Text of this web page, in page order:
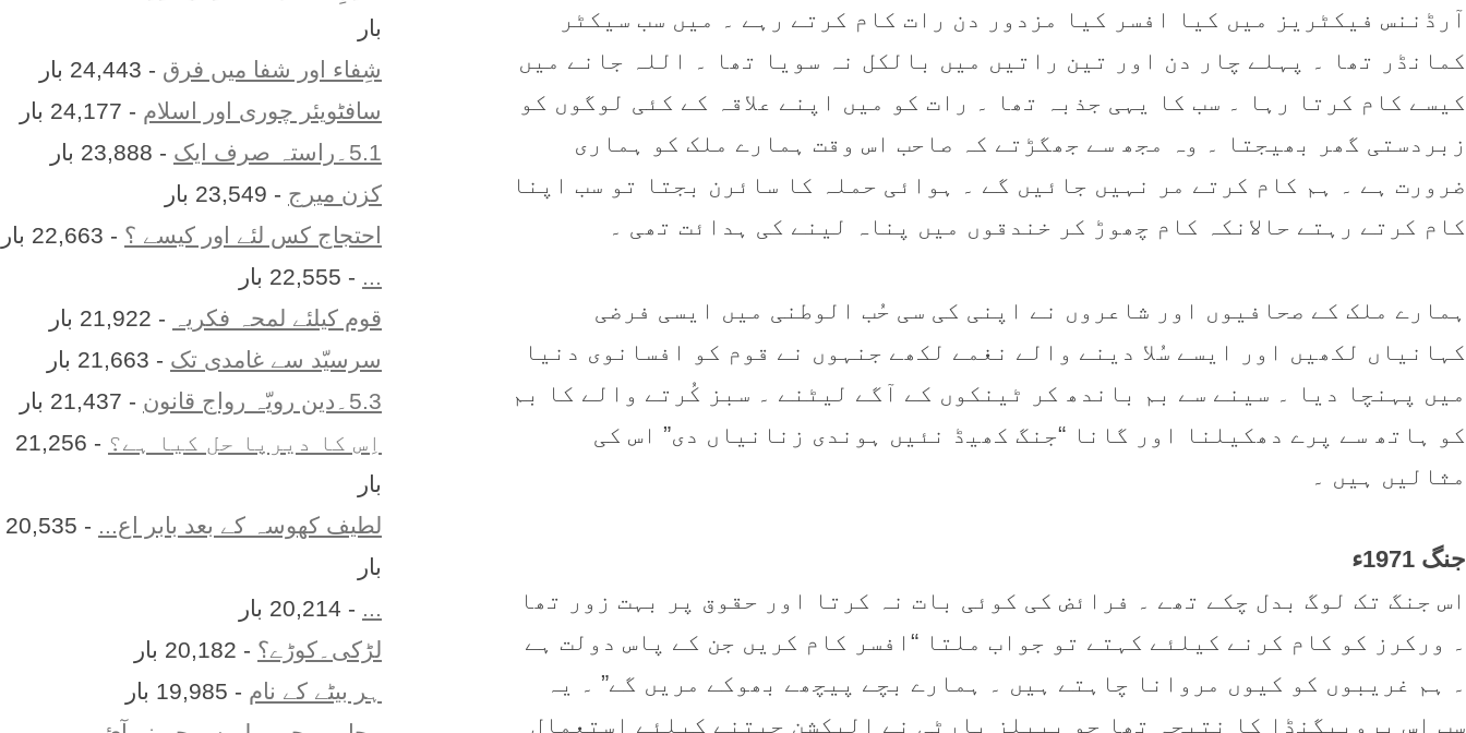
آرڈننس فیکٹریز میں کیا افسر کیا مزدور دن رات کام کرتے رہے ۔ میں سب سیکٹر
کمانڈر تھا ۔ پہلے چار دن اور تین راتیں میں بالکل نہ سویا تھا ۔ اللہ جانے میں
کیسے کام کرتا رہا ۔ سب کا یہی جذبہ تھا ۔ رات کو میں اپنے علاقہ کے کئی لوگوں کو
زبردستی گھر بھیجتا ۔ وہ مجھ سے جھگڑتے کہ صاحب اس وقت ہمارے ملک کو ہماری
ضرورت ہے ۔ ہم کام کرتے مر نہیں جائیں گے ۔ ہوائی حملہ کا سائرن بجتا تو سب اپنا
کام کرتے رہتے حالانکہ کام چھوڑ کر خندقوں میں پناہ لینے کی ہدائت تھی ۔
ہمارے ملک کے صحافیوں اور شاعروں نے اپنی کی سی حُب الوطنی میں ایسی فرضی
کہانیاں لکھیں اور ایسے سُلا دینے والے نغمے لکھے جنہوں نے قوم کو افسانوی دنیا
میں پہنچا دیا ۔ سینے سے بم باندھ کر ٹینکوں کے آگے لیٹنے ۔ سبز کُرتے والے کا بم
کو ہاتھ سے پرے دھکیلنا اور گانا “جنگ کھیڈ نئیں ہوندی زنانیاں دی” اس کی
مثالیں ہیں ۔
جنگ 1971ء
اس جنگ تک لوگ بدل چکے تھے ۔ فرائض کی کوئی بات نہ کرتا اور حقوق پر بہت زور تھا
۔ ورکرز کو کام کرنے کیلئے کہتے تو جواب ملتا “افسر کام کریں جن کے پاس دولت ہے
۔ ہم غریبوں کو کیوں مروانا چاہتے ہیں ۔ ہمارے بچے پیچھے بھوکے مریں گے” ۔ یہ
سب اس پروپیگنڈا کا نتیجہ تھا جو پیپلز پارٹی نے الیکشن جیتنے کیلئے استعمال
بار
شِفاء اور شفا میں فرق - 24,443 بار
سافٹویئر چوری اور اسلام - 24,177 بار
5.1۔راستہ صرف ایک
- 23,888 بار
کزن ميرج - 23,549 بار
احتجاج کس لئے اور کیسے ؟ - 22,663 بار
- 22,555 بار
قوم کیلئے لمحہ فکریہ
- 21,922 بار
سرسیّد سے غامدی تک - 21,663 بار
5.3۔دین رویّہ رواج قانون
- 21,437 بار
اِس کا ديرپا حل کيا ہے؟
- 21,256
بار
لطیف کھوسہ کے بعد بابر اع...
- 20,535
بار
- 20,214 بار
لڑکی۔کوڑے؟ - 20,182 بار
ہر بيٹے کے نام - 19,985 بار